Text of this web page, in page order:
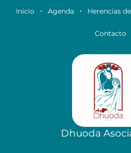
Inicio Agenda Herencias
Contacto
Dhuoda